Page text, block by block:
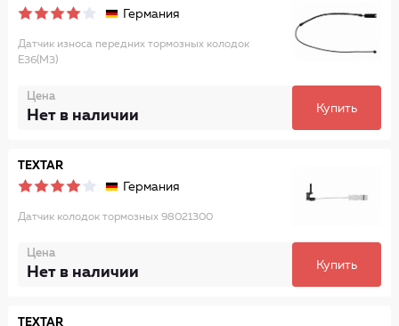
Германия
Датчик износа передних тормозных колодок
E36(M3)
Цена
Нет в наличии Купить
TEXTAR
Германия
Датчик колодок тормозных 98021300
Цена
Нет в наличии Купить
TEXTAR